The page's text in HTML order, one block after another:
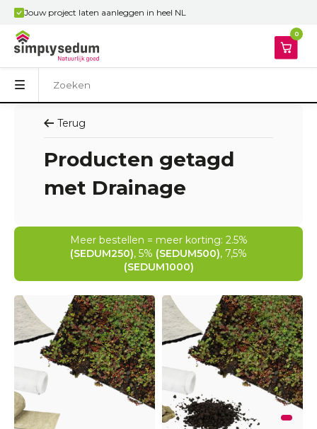
Jouw project laten aanleggen in heel NL
0
Terug
Producten getagd
met Drainage
Meer bestellen = meer korting: 2.5%
(SEDUM250), 5% (SEDUM500), 7,5%
(SEDUM1000)